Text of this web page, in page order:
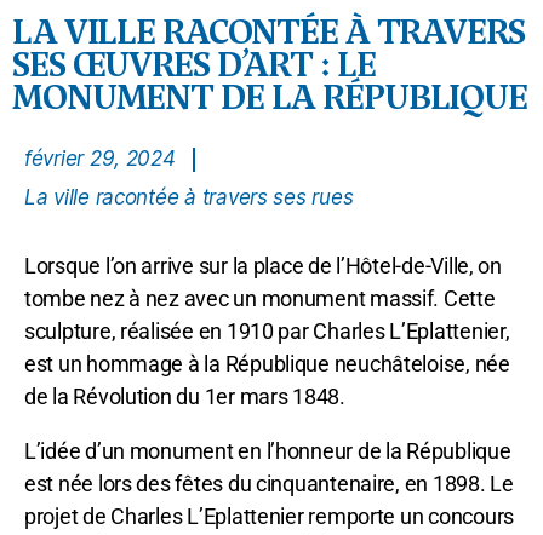
LA VILLE RACONTÉE À TRAVERS
SES ŒUVRES D’ART : LE
MONUMENT DE LA RÉPUBLIQUE
février 29, 2024
La ville racontée à travers ses rues
Lorsque l’on arrive sur la place de l’Hôtel-de-Ville, on
tombe nez à nez avec un monument massif. Cette
sculpture, réalisée en 1910 par Charles L’Eplattenier,
est un hommage à la République neuchâteloise, née
de la Révolution du 1er mars 1848.
L’idée d’un monument en l’honneur de la République
est née lors des fêtes du cinquantenaire, en 1898. Le
projet de Charles L’Eplattenier remporte un concours